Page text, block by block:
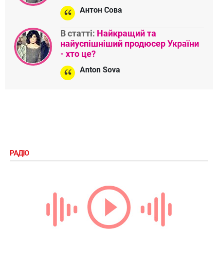
Антон Сова
В статті: Найкращий та
найуспішніший продюсер України
- хто це?
Anton Sova
РАДІО